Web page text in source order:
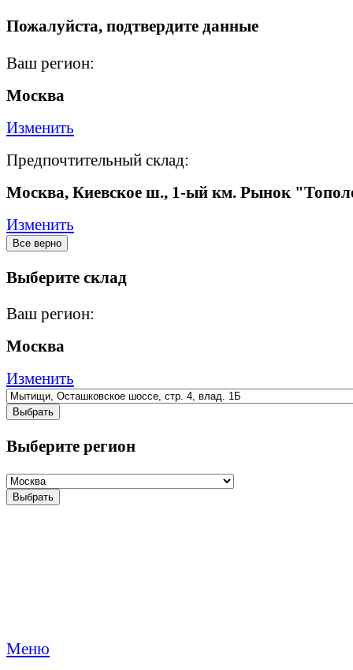
Пожалуйста, подтвердите данные
Ваш регион:
Москва
Изменить
Предпочтительный склад:
Москва, Киевское ш., 1-ый км. Рынок
Изменить
Все верно
Выберите склад
Ваш регион:
Москва
Изменить
Выбрать
Выберите регион
Выбрать
Меню